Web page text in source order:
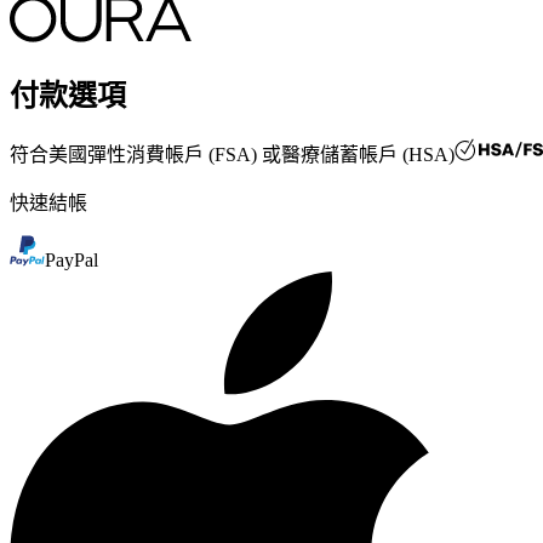
付款選項
符合美國彈性消費帳戶 (FSA) 或醫療儲蓄帳戶 (HSA)
快速結帳
PayPal